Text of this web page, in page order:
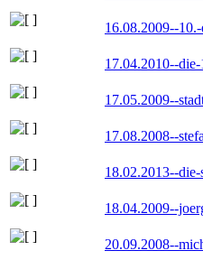
16.08.2009--
17.04.2010--
17.05.2009--
17.08.2008--
18.02.2013--die-
18.04.2009--
20.09.2008--